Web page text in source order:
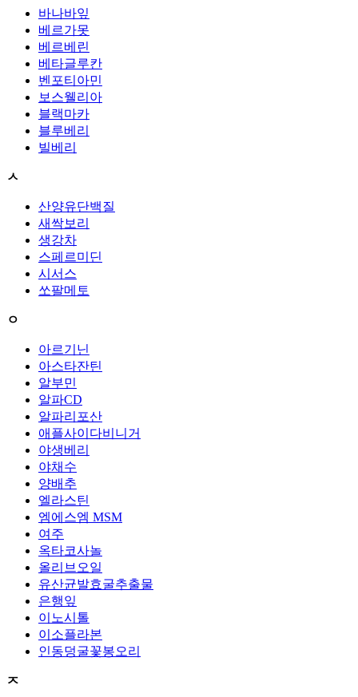
바나바잎
베르가못
베르베린
베타글루칸
벤포티아민
보스웰리아
블랙마카
블루베리
빌베리
ㅅ
산양유단백질
새싹보리
생강차
스페르미딘
시서스
쏘팔메토
ㅇ
아르기닌
아스타잔틴
알부민
알파CD
알파리포산
애플사이다비니거
야생베리
야채수
양배추
엘라스틴
엠에스엠 MSM
여주
옥타코사놀
올리브오일
유산균발효굴추출물
은행잎
이노시톨
이소플라본
인동덩굴꽃봉오리
ㅈ